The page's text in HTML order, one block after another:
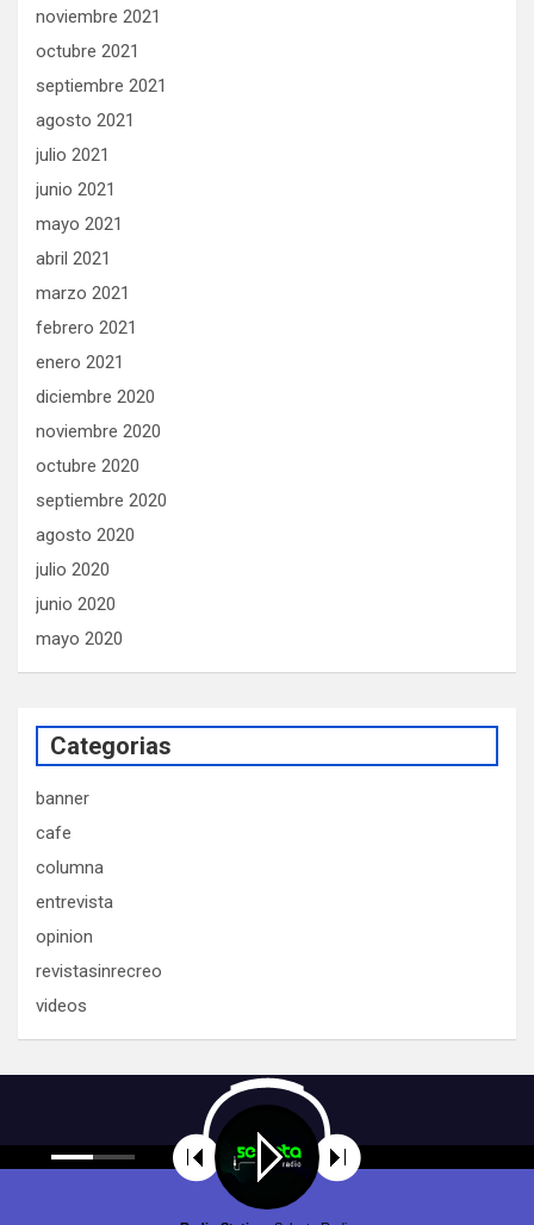
noviembre 2021
octubre 2021
septiembre 2021
agosto 2021
julio 2021
junio 2021
mayo 2021
abril 2021
marzo 2021
febrero 2021
enero 2021
diciembre 2020
noviembre 2020
octubre 2020
septiembre 2020
agosto 2020
julio 2020
junio 2020
mayo 2020
Categorias
banner
cafe
columna
entrevista
opinion
revistasinrecreo
videos